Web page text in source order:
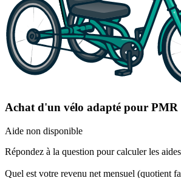
Achat d'un vélo adapté pour PMR
Aide non disponible
Répondez à la question pour calculer les
Quel est votre revenu net mensuel (quotient